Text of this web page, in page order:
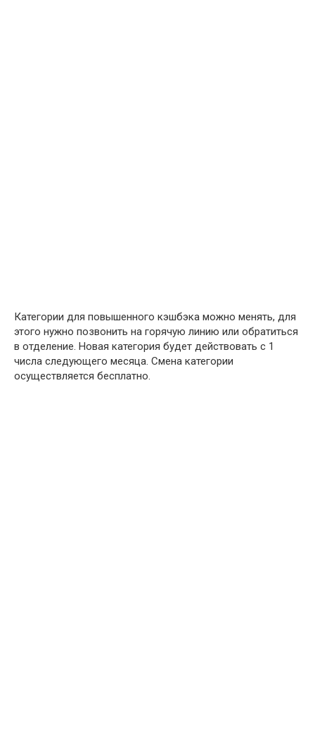
Категории для повышенного кэшбэка можно менять, для
этого нужно позвонить на горячую линию или обратиться
в отделение. Новая категория будет действовать с 1
числа следующего месяца. Смена категории
осуществляется бесплатно.